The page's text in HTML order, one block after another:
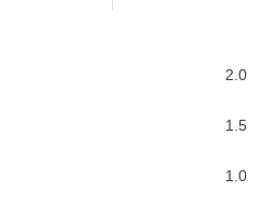
1.0
1.5
2.0